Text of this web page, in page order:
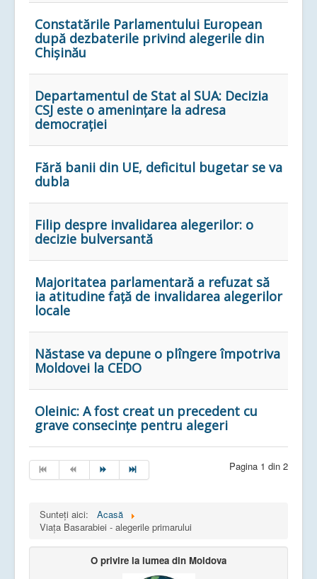
Constatările Parlamentului European
după dezbaterile privind alegerile din
Chișinău
Departamentul de Stat al SUA: Decizia
CSJ este o amenințare la adresa
democrației
Fără banii din UE, deficitul bugetar se va
dubla
Filip despre invalidarea alegerilor: o
decizie bulversantă
Majoritatea parlamentară a refuzat să
ia atitudine față de invalidarea alegerilor
locale
Năstase va depune o plîngere împotriva
Moldovei la CEDO
Oleinic: A fost creat un precedent cu
grave consecințe pentru alegeri
Pagina 1 din 2
Sunteți aici:
Acasă
Viața Basarabiei - alegerile primarului
O privire la lumea din Moldova